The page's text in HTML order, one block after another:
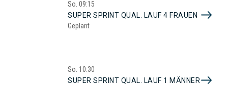
So. 09:15
SUPER SPRINT QUAL. LAUF 4 FRAUEN
Geplant
So. 10:30
SUPER SPRINT QUAL. LAUF 1 MÄNNER